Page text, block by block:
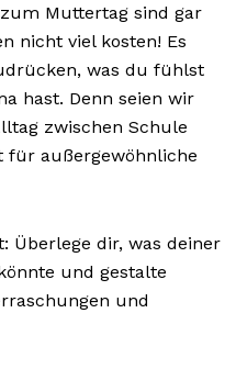
Muttertag sind gar
nicht viel kosten! Es
was du fühlst
hast. Denn seien wir
zwischen Schule
für außergewöhnliche
Überlege dir, was deiner
und gestalte
und